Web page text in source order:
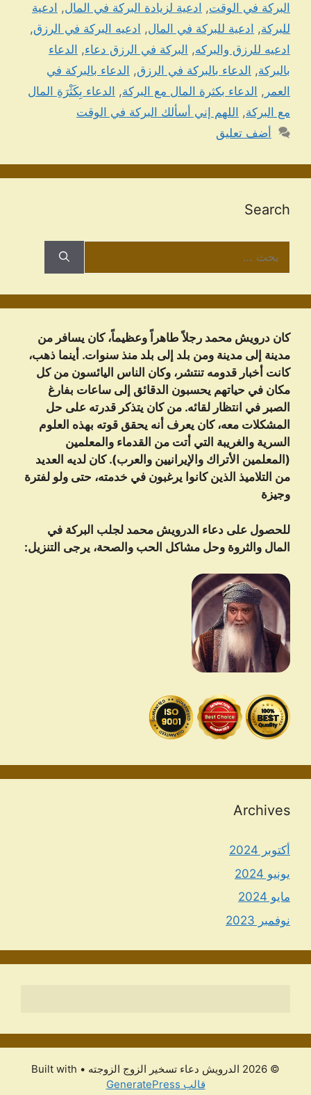
البركة في الوقت, ادعية لزيادة البركة في المال, ادعية
للبركة, ادعية للبركة في المال, ادعيه البركة في الرزق,
ادعيه للرزق والبركه, البركة في الرزق دعاء, الدعاء
بالبركة, الدعاء بالبركة في الرزق, الدعاء بالبركة في
العمر , الدعاء بكثرة المال مع البركة, الدعاء بِكَثْرَةِ المال
مع البركة, اللهم إني أسألك البركة في الوقت
أضف تعليق
Search
عن:
كان درويش محمد رجلاً طاهراً وعظيماً، كان يسافر من
مدينة إلى مدينة ومن بلد إلى بلد منذ سنوات. أينما ذهب،
كانت أخبار قدومه تنتشر، وكان الناس اليائسون من كل
مكان في حياتهم يحسبون الدقائق إلى ساعات بفارغ
الصبر في انتظار لقائه. من كان يتذكر قدرته على حل
المشكلات معه، كان يعرف أنه يحقق قوته بهذه العلوم
السرية والغريبة التي أتت من القدماء والمعلمين
(المعلمين الأتراك والإيرانيين والعرب). كان لديه العديد
من التلاميذ الذين كانوا يرغبون في خدمته، حتى ولو لفترة
وجيزة
للحصول على دعاء الدرویش محمد لجلب البركة في
المال والثروة وحل مشاكل الحب والصحة، يرجى التنزيل:
Archives
أكتوبر 2024
يونيو 2024
مايو 2024
نوفمبر 2023
© 2026 الدرویش دعاء تسخير الزوج الزوجته
• Built with
قالب GeneratePress